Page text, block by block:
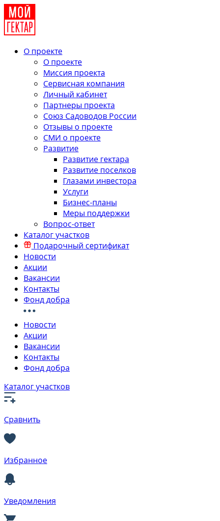
О проекте
О проекте
Миссия проекта
Сервисная компания
Личный кабинет
Партнеры проекта
Союз Садоводов России
Отзывы о проекте
СМИ о проекте
Развитие
Развитие гектара
Развитие поселков
Глазами инвестора
Услуги
Бизнес-планы
Меры поддержки
Вопрос-ответ
Каталог участков
Подарочный сертификат
Новости
Акции
Вакансии
Контакты
Фонд добра
Новости
Акции
Вакансии
Контакты
Фонд добра
Каталог участков
Сравнить
Избранное
Уведомления